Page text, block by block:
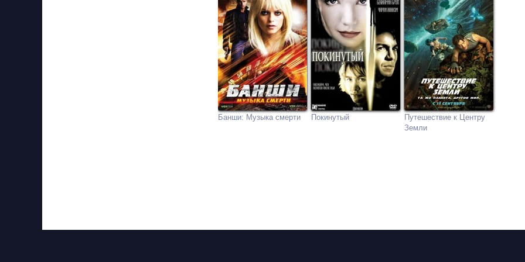
Банши: Музыка смерти Покинутый
Путешествие к Центру
Земли